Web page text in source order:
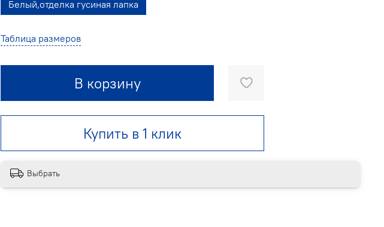
Таблица размеров
В корзину
Купить в 1 клик
Белый,отделка гусиная лапка
Выбрать